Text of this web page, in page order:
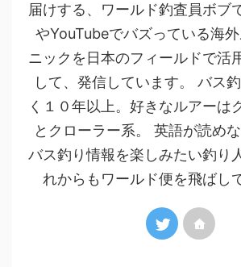
届けする、ワールド釣査員ボブ
やYouTubeでバズっている海
ニックを日本のフィールドで活
して、発信しています。 バス
く１０年以上。好きなルアーは
とクローラー系。 英語が読め
バス釣り情報を楽しみたい釣り
れからもワールド便を飛ばし